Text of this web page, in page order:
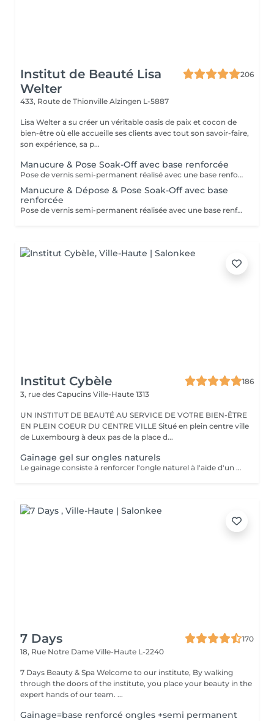
Institut de Beauté Lisa
Welter
206
433, Route de Thionville Alzingen L-5887
Lisa Welter a su créer un véritable oasis de paix et cocon de
bien-être où elle accueille ses clients avec tout son savoir-faire,
son expérience, sa p...
Manucure & Pose Soak-Off avec base renforcée
Pose de vernis semi-permanent réalisé avec une base renforcée pour une meilleure tenue et une protection optimale de l'ongle.
Manucure & Dépose & Pose Soak-Off avec base
renforcée
Pose de vernis semi-permanent réalisée avec une base renforcée pour une meilleure tenue et une protection optimale de l'ongle. Se retire à l'acetone.
Institut Cybèle
186
3, rue des Capucins Ville-Haute 1313
UN INSTITUT DE BEAUTÉ AU SERVICE DE VOTRE BIEN-ÊTRE
EN PLEIN COEUR DU CENTRE VILLE Situé en plein centre ville
de Luxembourg à deux pas de la place d...
Gainage gel sur ongles naturels
Le gainage consiste à renforcer l'ongle naturel à l'aide d'un gel ou d'une base renforcée, sans rallongement. Il apporte solidité, tenue et un rendu soigné, tout en protégeant l'ongle des cassures.
7 Days
170
18, Rue Notre Dame Ville-Haute L-2240
7 Days Beauty & Spa Welcome to our institute, By walking
through the doors of the institute, you place your beauty in the
expert hands of our team. ...
Gainage=base renforcé ongles +semi permanent